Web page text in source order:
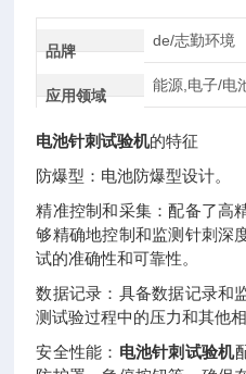
品牌
de/志勤环境
应用领域
能源,电子/电
电池针刺试验机的特征
防爆型：电池防爆型设计。
精准控制和采集：配备了高
够精确地控制和监测针刺深
试的准确性和可靠性。
数据记录：具备数据记录和
测试验过程中的压力和其他
安全性能： 电池针刺试验机